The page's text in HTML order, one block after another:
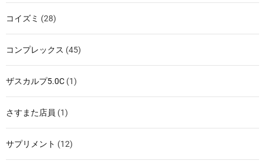
コイズミ (28)
コンプレックス (45)
ザスカルプ5.0C (1)
さすまた店員 (1)
サプリメント (12)